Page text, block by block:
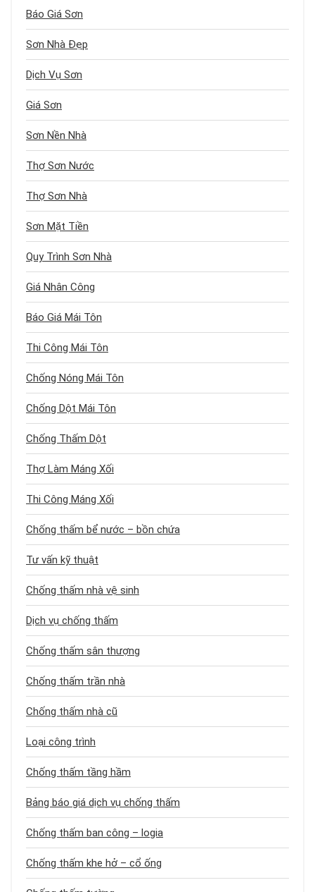
Báo Giá Sơn
Sơn Nhà Đẹp
Dịch Vụ Sơn
Giá Sơn
Sơn Nền Nhà
Thợ Sơn Nước
Thợ Sơn Nhà
Sơn Mặt Tiền
Quy Trình Sơn Nhà
Giá Nhân Công
Báo Giá Mái Tôn
Thi Công Mái Tôn
Chống Nóng Mái Tôn
Chống Dột Mái Tôn
Chống Thấm Dột
Thợ Làm Máng Xối
Thi Công Máng Xối
Chống thấm bể nước – bồn chứa
Tư vấn kỹ thuật
Chống thấm nhà vệ sinh
Dịch vụ chống thấm
Chống thấm sân thượng
Chống thấm trần nhà
Chống thấm nhà cũ
Loại công trình
Chống thấm tầng hầm
Bảng báo giá dịch vụ chống thấm
Chống thấm ban công – logia
Chống thấm khe hở – cổ ống